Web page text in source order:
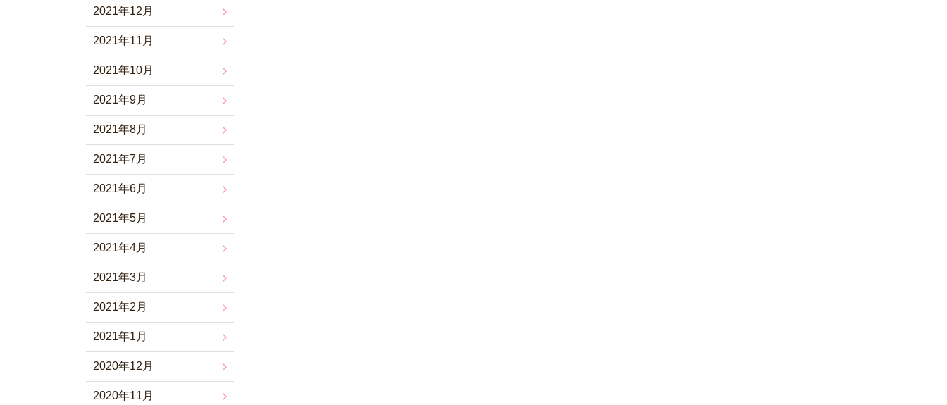
2021年12月
2021年11月
2021年10月
2021年9月
2021年8月
2021年7月
2021年6月
2021年5月
2021年4月
2021年3月
2021年2月
2021年1月
2020年12月
2020年11月